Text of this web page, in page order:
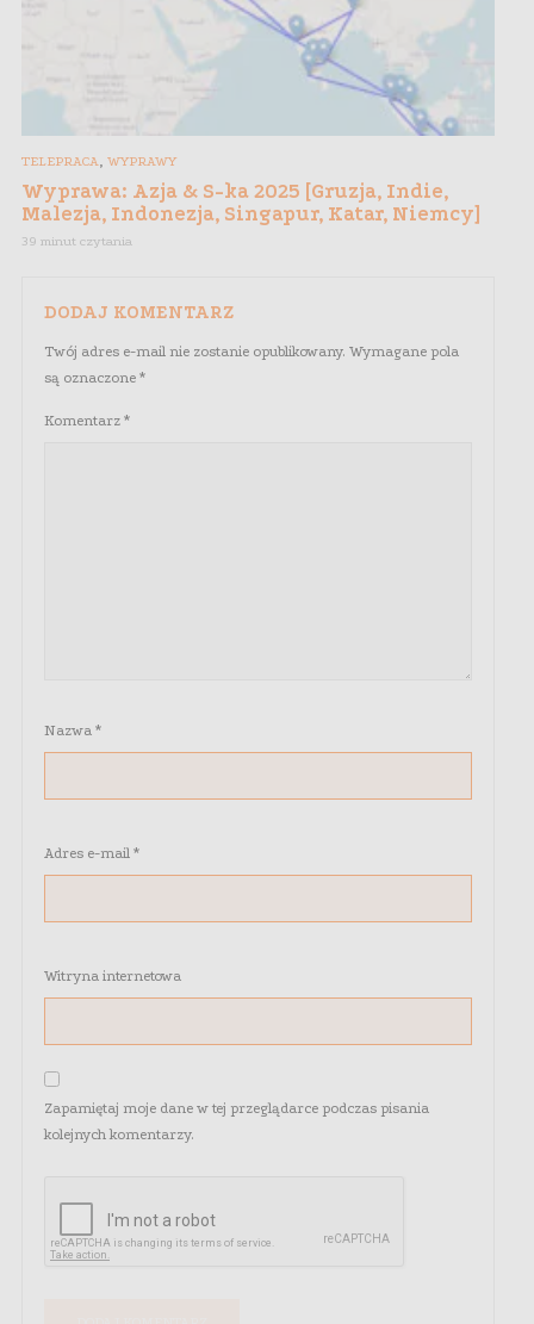
TELEPRACA, WYPRAWY
Wyprawa: Azja & S-ka 2025 [Gruzja, Indie,
Malezja, Indonezja, Singapur, Katar, Niemcy]
39 minut czytania
DODAJ KOMENTARZ
Twój adres e-mail nie zostanie opublikowany. Wymagane pola
są oznaczone *
Komentarz *
Nazwa *
Adres e-mail *
Witryna internetowa
Zapamiętaj moje dane w tej przeglądarce podczas pisania
kolejnych komentarzy.